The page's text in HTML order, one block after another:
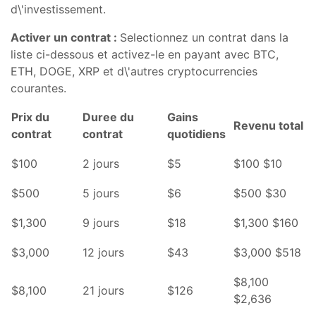
d\'investissement.
Activer un contrat : Selectionnez un contrat dans la
liste ci-dessous et activez-le en payant avec BTC,
ETH, DOGE, XRP et d\'autres cryptocurrencies
courantes.
Prix du
contrat
Duree du
contrat
Gains
quotidiens
Revenu total
$100 2 jours $5 $100 $10
$500 5 jours $6 $500 $30
$1,300 9 jours $18 $1,300 $160
$3,000 12 jours $43 $3,000 $518
$8,100 21 jours $126
$8,100
$2,636